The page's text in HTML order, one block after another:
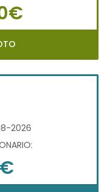
2026